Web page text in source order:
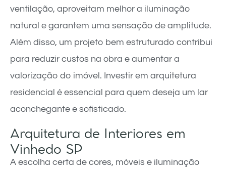
ventilação, aproveitam melhor a iluminação
natural e garantem uma sensação de amplitude.
Além disso, um projeto bem estruturado contribui
para reduzir custos na obra e aumentar a
valorização do imóvel. Investir em arquitetura
residencial é essencial para quem deseja um lar
aconchegante e sofisticado.
Arquitetura de Interiores em
Vinhedo SP
A escolha certa de cores, móveis e iluminação